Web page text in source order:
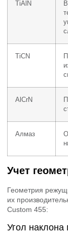
TiAlN
TiCN
AlCrN
Алмаз
Учет
Геометрия
их
Custom 455:
Угол наклона